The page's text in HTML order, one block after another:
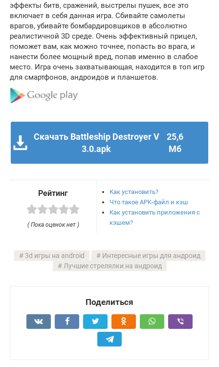
эффекты битв, сражений, выстрелы пушек, все это
включает в себя данная игра. Сбивайте самолеты
врагов, убивайте бомбардировщиков в абсолютно
реалистичной 3D среде. Очень эффективный прицел,
поможет вам, как можно точнее, попасть во врага, и
нанести более мощный вред, попав именно в слабое
место. Игра очень захватывающая, находится в топ игр
для смартфонов, андроидов и планшетов.
Скачать Battleship Destroyer V
3.0.apk
25,6
Мб
Рейтинг
( Пока оценок нет )
Как установить?
Что такое APK-файл и кэш
Как установить приложения с
кэшем?
3d игры на android
Интересные игры для андроид
Лучшие стрелялки на андроид
Поделиться